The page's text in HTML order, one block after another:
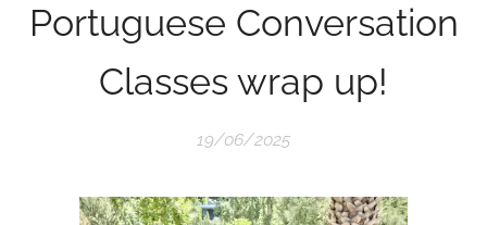
Portuguese Conversation
Classes wrap up!
19/06/2025